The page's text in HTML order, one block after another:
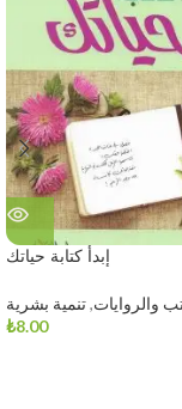
إبدأ كتابة حياتك
والروايات,تنمية بشرية
₺8.00